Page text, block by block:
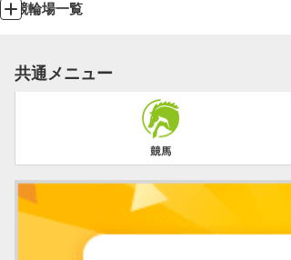
競輪場一覧
共通メニュー